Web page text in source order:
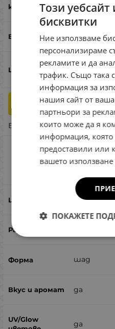
бяла
бр. КУПИ
Бърза поръчка
Reins S-
6pcs
063
шад
да
да
Този уебсайт
бисквитки
Ние използваме
персонализираме
рекламите и да
трафик. Също така
информация за
нашия сайт от
партньори за
които може да я
информация, която
предоставили или
вашето използване
ПОКАЖЕТЕ